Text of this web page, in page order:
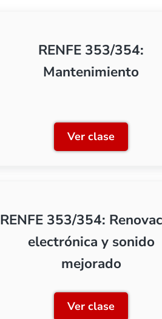
RENFE 353/354:
Mantenimiento
Ver claseRENFE 353/
RENFE 353/354:
electrónica y sonido
mejorado
Ver claseRENFE 353/